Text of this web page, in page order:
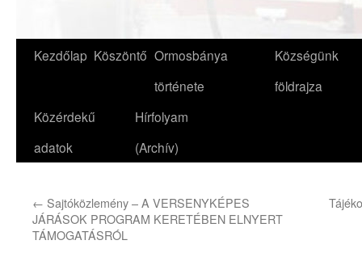
Kezdőlap Köszöntő Ormosbánya
története
Községünk
földrajza
Közérdekű
adatok
Hírfolyam
(Archív)
← Sajtóközlemény – A VERSENYKÉPES
JÁRÁSOK PROGRAM KERETÉBEN ELNYERT
TÁMOGATÁSRÓL